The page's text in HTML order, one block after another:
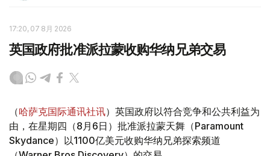
17:20, 07 8月 2026
英国政府批准派拉蒙收购华纳兄弟交易
（哈萨克国际通讯社讯）英国政府以符合竞争和公共利益为
由，在星期四（8月6日）批准派拉蒙天舞（Paramount
Skydance）以1100亿美元收购华纳兄弟探索频道